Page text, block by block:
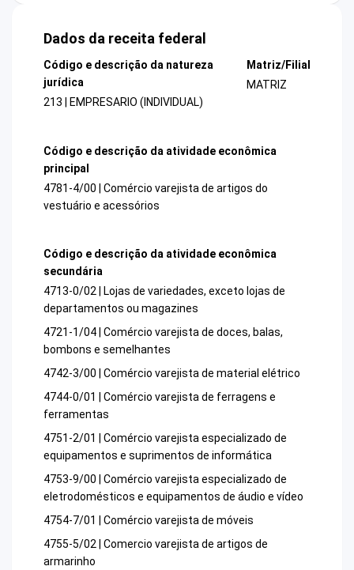
Dados da receita federal
Código e descrição da natureza
jurídica
213 | EMPRESARIO (INDIVIDUAL)
Matriz/Filial
MATRIZ
Código e descrição da atividade econômica
principal
4781-4/00 | Comércio varejista de artigos do
vestuário e acessórios
Código e descrição da atividade econômica
secundária
4713-0/02 | Lojas de variedades, exceto lojas de
departamentos ou magazines
4721-1/04 | Comércio varejista de doces, balas,
bombons e semelhantes
4742-3/00 | Comércio varejista de material elétrico
4744-0/01 | Comércio varejista de ferragens e
ferramentas
4751-2/01 | Comércio varejista especializado de
equipamentos e suprimentos de informática
4753-9/00 | Comércio varejista especializado de
eletrodomésticos e equipamentos de áudio e vídeo
4754-7/01 | Comércio varejista de móveis
4755-5/02 | Comercio varejista de artigos de
armarinho